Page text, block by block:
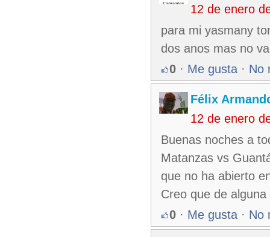
12 de enero
para mi yasmany
dos anos mas no
0 · Me gusta · No
Félix
12 de enero
Buenas noches a
Matanzas vs
que no ha abierto
Creo que de
0 · Me gusta · No